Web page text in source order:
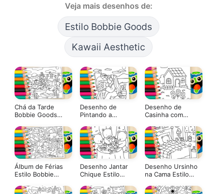
Veja mais desenhos de:
Estilo Bobbie Goods
Kawaii Aesthetic
Chá da Tarde
Bobbie Goods
Desenho de
Pintando a
Colorir: Pinte
Online ou Imprima
em PDF Grátis
Desenho de
Casinha com
para Colorir
Álbum de Férias
Estilo Bobbie
Online
Desenho Jantar
Chique Estilo
para Colorir
Desenho Ursinho
na Cama Estilo
para Colorir